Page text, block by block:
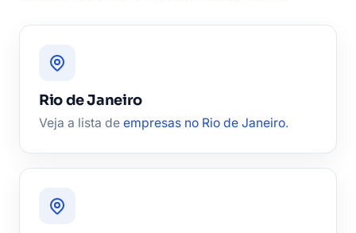
Rio de Janeiro
Veja a lista de empresas no Rio de Janeiro.